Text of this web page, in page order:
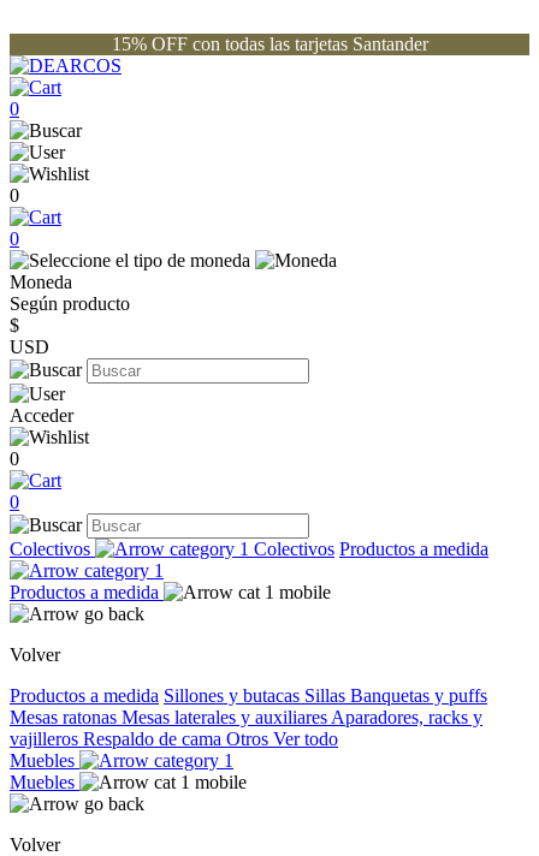
15% OFF con todas las tarjetas Santander
0
0
0
Moneda
Según producto
$
USD
Acceder
0
0
Colectivos Colectivos Productos a medida
Productos a medida
Volver
Productos a medida Sillones y butacas Sillas Banquetas y puffs
Mesas ratonas Mesas laterales y auxiliares Aparadores, racks y
vajilleros Respaldo de cama Otros Ver todo
Muebles
Muebles
Volver